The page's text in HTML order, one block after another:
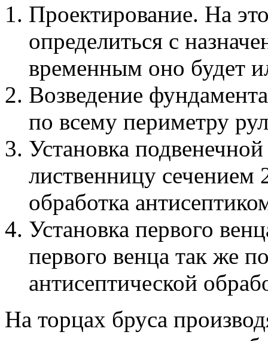
Проектирование. На
определиться с
временным оно будет
Возведение
по всему периметру
Установка
лиственницу сечением
обработка
Установка первого
первого венца так же
антисептической
На торцах бруса